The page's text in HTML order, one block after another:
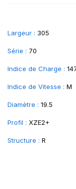
Largeur : 305
Série : 70
Indice de Charge :
Indice de Vitesse : M
Diamètre : 19.5
Profil : XZE2+
Structure : R